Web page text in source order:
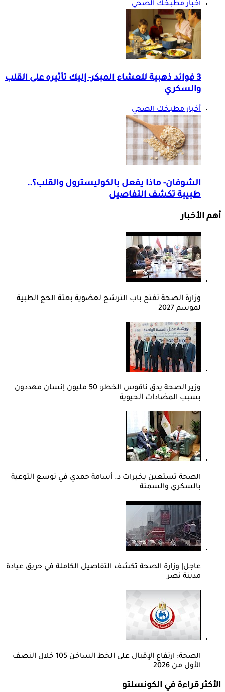
أخبار مطبخك الصحي
3 فوائد ذهبية للعشاء المبكر- إليك تأثيره على القلب
والسكري
أخبار مطبخك الصحي
الشوفان- ماذا يفعل بالكوليسترول والقلب؟..
طبيبة تكشف التفاصيل
أهم الأخبار
وزارة الصحة تفتح باب الترشح لعضوية بعثة الحج الطبية
لموسم 2027
وزير الصحة يدق ناقوس الخطر: 50 مليون إنسان مهددون
بسبب المضادات الحيوية
الصحة تستعين بخبرات د. أسامة حمدي في توسع التوعية
بالسكري والسمنة
عاجل| وزارة الصحة تكشف التفاصيل الكاملة في حريق عيادة
مدينة نصر
الصحة: ارتفاع الإقبال على الخط الساخن 105 خلال النصف
الأول من 2026
الأكثر قراءة في الكونسلتو